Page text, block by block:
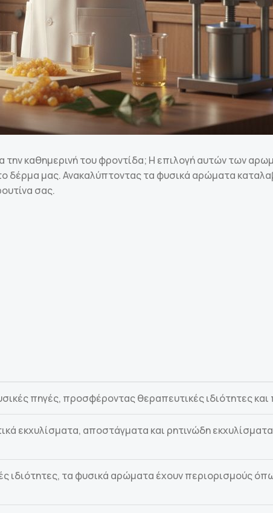
καθημερινή του φροντίδα; Η επιλογή αυτών των
δέρμα μας. Ανακαλύπτοντας τα φυσικά αρώματα
σας.
πηγές, προσφέροντας θεραπευτικές ιδιότητες
εκχυλίσματα, αποστάγματα και ρητινώδη
ιδιότητες, τα φυσικά αρώματα έχουν περιορισμούς